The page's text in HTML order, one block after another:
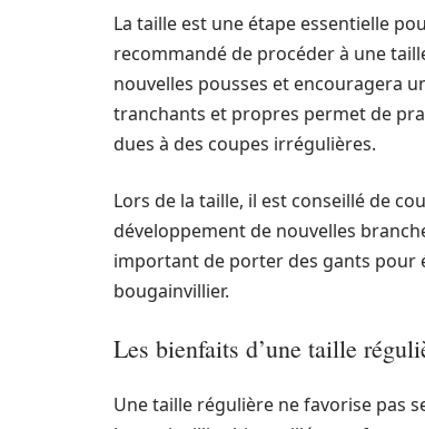
La taille est une étape essentielle
recommandé de procéder à une
nouvelles pousses et encouragera
tranchants et propres permet de
dues à des coupes irrégulières.
Lors de la taille, il est conseillé de
développement de nouvelles
important de porter des gants pour
bougainvillier.
Les bienfaits d’une taille
Une taille régulière ne favorise pas